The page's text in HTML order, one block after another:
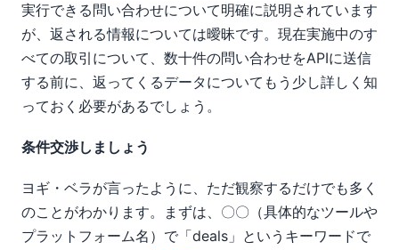
実行できる問い合わせについて明確に説明されています
が、返される情報については曖昧です。現在実施中のす
べての取引について、数十件の問い合わせをAPIに送信
する前に、返ってくるデータについてもう少し詳しく知
っておく必要があるでしょう。
条件交渉しましょう
ヨギ・ベラが言ったように、ただ観察するだけでも多く
のことがわかります。まずは、〇〇（具体的なツールや
プラットフォーム名）で「deals」というキーワードで